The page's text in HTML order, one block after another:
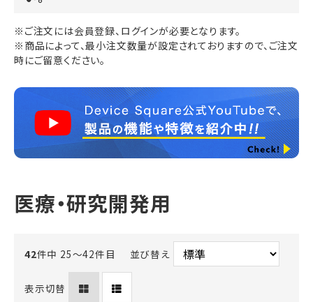
※ご注文には会員登録、ログインが必要となります。
※商品によって、最小注文数量が設定されておりますので、ご注文
時にご留意ください。
医療・研究開発用
42件中 25〜42件目 並び替え
表示切替